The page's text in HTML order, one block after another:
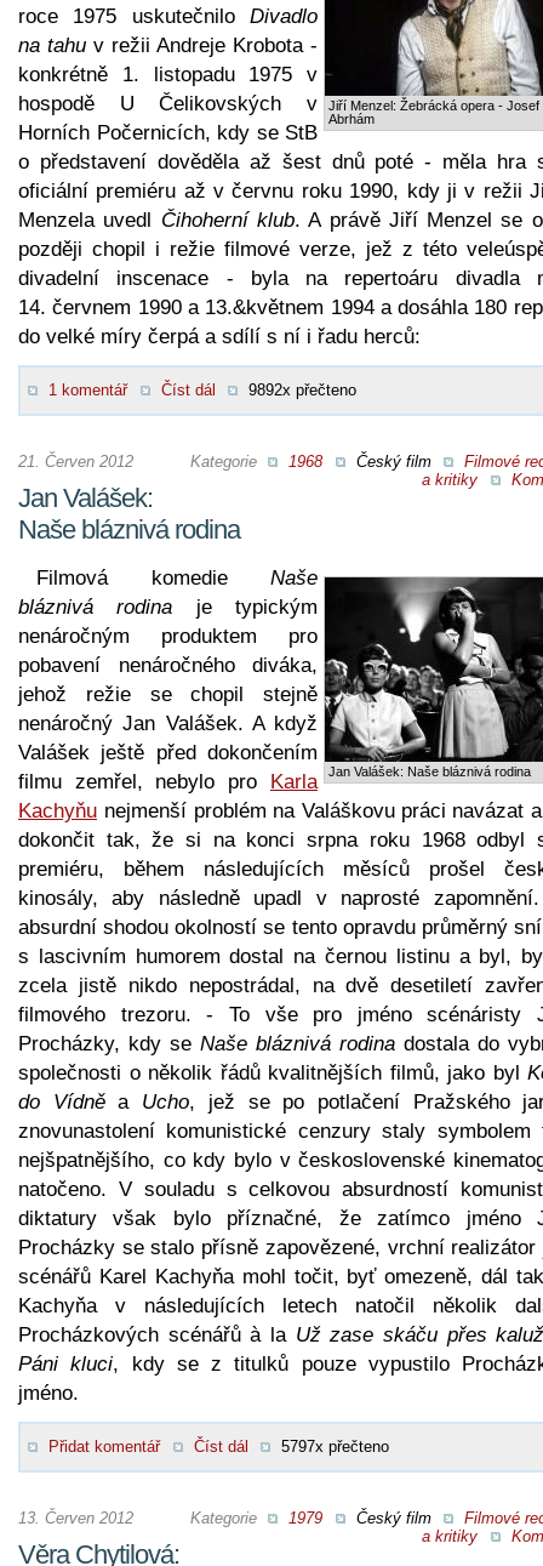
Jiří Menzel: Žebrácká opera - Josef
Abrhám
roce 1975 uskutečnilo Divadlo
na tahu v režii Andreje Krobota -
konkrétně 1. listopadu 1975 v
hospodě U Čelikovských v
Horních Počernicích, kdy se StB
o představení dověděla až šest dnů poté - měla hra
oficiální premiéru až v červnu roku 1990, kdy ji v režii
Menzela uvedl Čihoherní klub. A právě Jiří Menzel se
později chopil i režie filmové verze, jež z této
divadelní inscenace - byla na repertoáru divadla
14. červnem 1990 a 13.&květnem 1994 a dosáhla 180
do velké míry čerpá a sdílí s ní i řadu herců:
1 komentář Číst dál 9892x přečteno
Kategorie 1968 Český film
Filmové
a kritiky
21. Červen 2012
Jan Valášek:
Naše bláznivá rodina
Jan Valášek: Naše bláznivá rodina
Filmová komedie Naše
bláznivá rodina je typickým
nenáročným produktem pro
pobavení nenáročného diváka,
jehož režie se chopil stejně
nenáročný Jan Valášek. A když
Valášek ještě před dokončením
filmu zemřel, nebylo pro
Karla
Kachyňu nejmenší problém na Valáškovu práci navázat
dokončit tak, že si na konci srpna roku 1968 odbyl
premiéru, během následujících měsíců prošel
kinosály, aby následně upadl v naprosté
absurdní shodou okolností se tento opravdu průměrný
s lascivním humorem dostal na černou listinu a byl,
zcela jistě nikdo nepostrádal, na dvě desetiletí
filmového trezoru. - To vše pro jméno scénáristy
Procházky, kdy se Naše bláznivá rodina dostala do
společnosti o několik řádů kvalitnějších filmů, jako byl
do Vídněa Ucho, jež se po potlačení Pražského
znovunastolení komunistické cenzury staly symbolem
nejšpatnějšího, co kdy bylo v československé
natočeno. V souladu s celkovou absurdností
diktatury však bylo příznačné, že zatímco jméno
Procházky se stalo přísně zapovězené, vrchní realizátor
scénářů Karel Kachyňa mohl točit, byť omezeně, dál
Kachyňa v následujících letech natočil několik
Procházkových scénářů à la Už zase skáču přes
Páni kluci, kdy se z titulků pouze vypustilo
jméno.
Přidat komentář Číst dál 5797x přečteno
Kategorie 1979 Český film
Filmové
a kritiky
13. Červen 2012
Věra Chytilová: